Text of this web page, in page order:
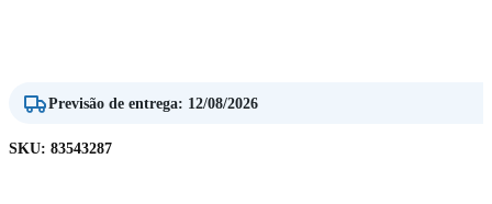
Previsão de entrega: 12/08/2026
SKU: 83543287